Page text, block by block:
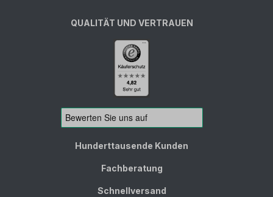
QUALITÄT UND VERTRAUEN
Hunderttausende Kunden
Fachberatung
Schnellversand